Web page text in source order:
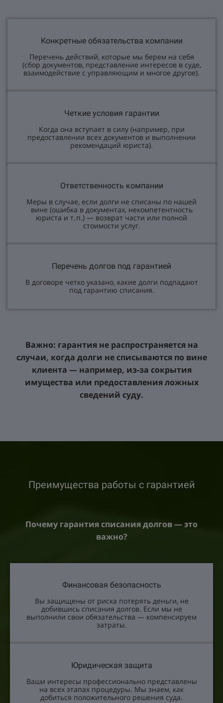
Конкретные обязательства компании
Перечень действий, которые мы берем на себя
(сбор документов, представление интересов в суде,
взаимодействие с управляющим и многое другое).
Четкие условия гарантии
Когда она вступает в силу (например, при
предоставлении всех документов и выполнении
рекомендаций юриста).
Ответственность компании
Меры в случае, если долги не списаны по нашей
вине (ошибка в документах, некомпетентность
юриста и т. п.) — возврат части или полной
стоимости услуг.
Перечень долгов под гарантией
В договоре четко указано, какие долги подпадают
под гарантию списания.
Важно: гарантия не распространяется на
случаи, когда долги не списываются по вине
клиента — например, из‑за сокрытия
имущества или предоставления ложных
сведений суду.
Преимущества работы с гарантией
Почему гарантия списания долгов — это
важно?
Финансовая безопасность
Вы защищены от риска потерять деньги, не
добившись списания долгов. Если мы не
выполнили свои обязательства — компенсируем
затраты.
Юридическая защита
Ваши интересы профессионально представлены
на всех этапах процедуры. Мы знаем, как
добиться положительного решения суда.